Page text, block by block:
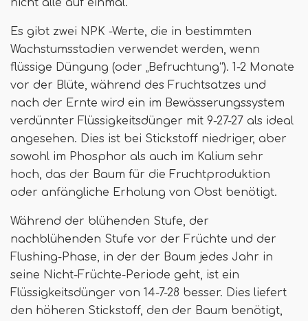
nicht alle auf einmal.
Es gibt zwei NPK -Werte, die in bestimmten
Wachstumsstadien verwendet werden, wenn
flüssige Düngung (oder „Befruchtung“). 1-2 Monate
vor der Blüte, während des Fruchtsatzes und
nach der Ernte wird ein im Bewässerungssystem
verdünnter Flüssigkeitsdünger mit 9-27-27 als ideal
angesehen. Dies ist bei Stickstoff niedriger, aber
sowohl im Phosphor als auch im Kalium sehr
hoch, das der Baum für die Fruchtproduktion
oder anfängliche Erholung von Obst benötigt.
Während der blühenden Stufe, der
nachblühenden Stufe vor der Früchte und der
Flushing-Phase, in der der Baum jedes Jahr in
seine Nicht-Früchte-Periode geht, ist ein
Flüssigkeitsdünger von 14-7-28 besser. Dies liefert
den höheren Stickstoff, den der Baum benötigt,